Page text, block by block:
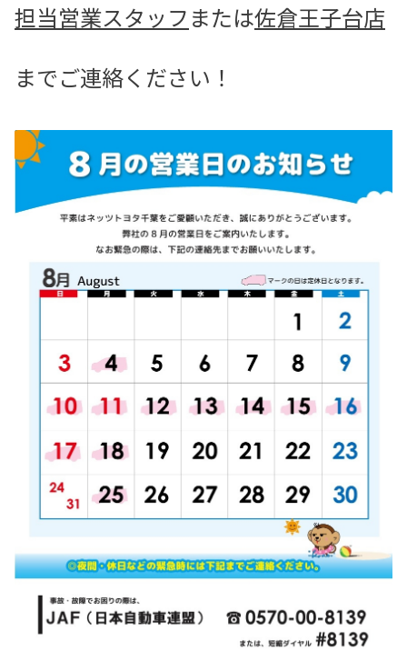
担当営業スタッフ または佐倉王子台店
までご連絡ください！